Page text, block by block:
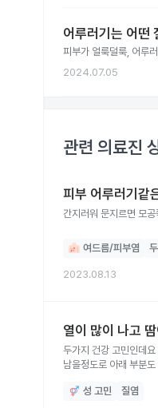
어루러기는 어떤
피부가 얼룩덜룩, 어루
2024.07.05
관련 의료진
피부 어루러기같
간지러워 문지르면 모
여드름/피부염
2023.08.13
열이 많이 나고
두가지 건강 고민인데요 한가
성 고민 질염